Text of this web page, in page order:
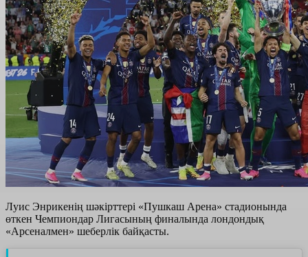
Луис Энрикенің шәкірттері «Пушкаш Арена» стадионында
өткен Чемпиондар Лигасының финалында лондондық
«Арсеналмен» шеберлік байқасты.